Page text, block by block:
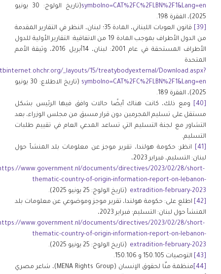
symbolno=CAT%2FC%2FLBN%2F1&Lang=en
(تاريخ الولوج: 30 يونيو
2025)، الفقرة 198.
[39]
قانون العوبات اللبناني، المادة 35؛ لبنان، النظر في التقارير المقدمة
من الدول الأطراف بموجب المادة 19 من الاتفاقية: التقارير الأولية للدول
الأطراف المستحقة في عام 2001: لبنان، 14أبريل 2016، وثيقة الأمم
المتحدة
_layouts/15/treatybodyexternal/Download.aspx?
symbolno=CAT%2FC%2FLBN%2F1&Lang=en
(تاريخ الاطلاع: 30 يونيو
2025)، الفقرة 189.
[40]
ومع ذلك، كانت هناك أيضًا حالات وافق فيها الرئيس بشكل
مستقل على تسليم المجرمين دون قرار مسبق من مجلس الوزراء، بعد
التشاور مع لجنة التسليم التي تساعد المدعي العام في تقييم طلبات
التسليم.
[41]
انظر: حكومة هولندا، تقرير موجز عن معلومات بلد المنشأ حول
لبنان: التسليم، فبراير 2023،
www.government.nl/documents/directives/2023/02/28/short-
thematic-country-of-origin-information-report-on-lebanon-
extradition-february-2023 (تاريخ الولوج: 25 يونيو 2025).
[42]
اطلع على: حكومة هولندا، تقرير موجز وموضوعي عن معلومات بلد
المنشأ حول لبنان: التسليم: فبراير 2023،
www.government.nl/documents/directives/2023/02/28/short-
thematic-country-of-origin-information-report-on-lebanon-
extradition-february-2023 (تاريخ الولوج: 25 يونيو 2025).
[43]
التوصيات 150.105 و 150.106.
[44]
منظمة منّا لحقوق الإنسان (MENA Rights Group)، شاعر مصري